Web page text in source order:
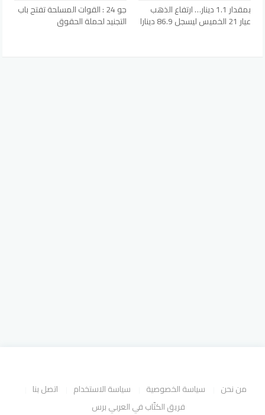
بمقدار 1.1 دينار… ارتفاع الذهب
عيار 21 الخميس ليسجل 86.9 دينارا
جو 24 : القوات المسلحة تفتح باب
التجنيد لحملة الحقوق
من نحن سياسة الخصوصية سياسة الاستخدام
اتصل بنا
فريق الكتّاب في العربي برس